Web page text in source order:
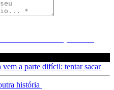
a parte difícil: tentar sacar
história